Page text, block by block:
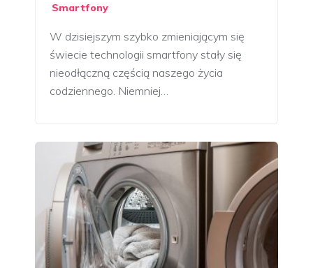
Smartfony
W dzisiejszym szybko zmieniającym się
świecie technologii smartfony stały się
nieodłączną częścią naszego życia
codziennego. Niemniej…